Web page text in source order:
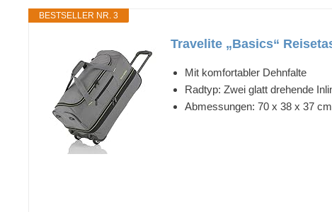
BESTSELLER NR. 3
Travelite „Basics“
Mit komfortabler Dehnfalte
Radtyp: Zwei glatt drehende
Abmessungen: 70 x 38 x 37 cm